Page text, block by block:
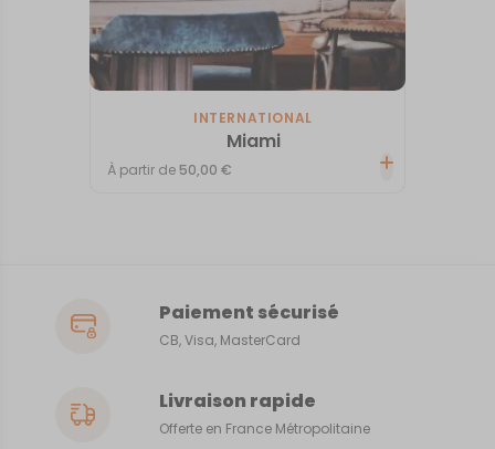
INTERNATIONAL
Miami
À partir de 50,00€
Paiement sécurisé
CB, Visa, MasterCard
Livraison rapide
Offerte en France Métropolitaine